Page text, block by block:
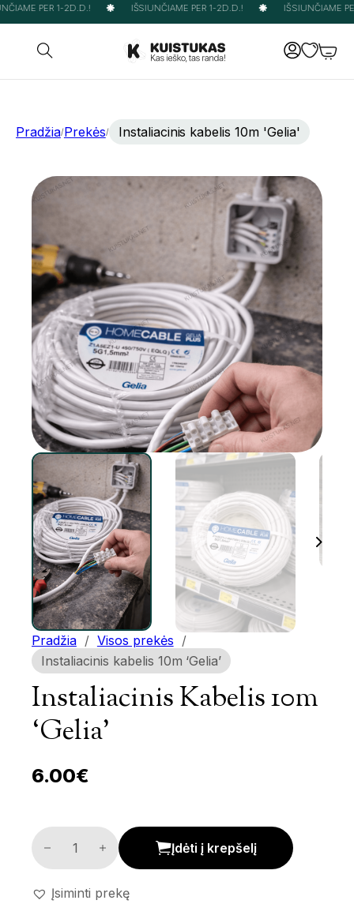
PER 1-2D.D.! IŠSIUNČIAME PER 1-2D.D.! IŠSIUNČIAME
Pradžia/Prekės/ Instaliacinis kabelis 10m 'Gelia'
Pradžia / Visos prekės /
Instaliacinis kabelis 10m ‘Gelia’
Instaliacinis Kabelis 10m
‘Gelia’
6.00€
Instaliacinis kabelis 10m 'Gelia' kiekis
Įdėti į krepšelį
Įsiminti prekę